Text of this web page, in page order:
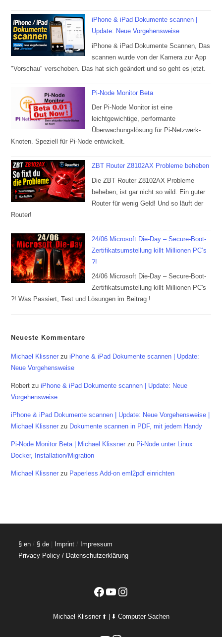
iPhone & iPad Dokumente scannen |
Update: Neue Vorgehensweise
iPhone & iPad Dokumente Scannen, Das
scannen wurde von der Kamera zur App
"Vorschau" verschoben. Das hat sich geändert und so geht es jetzt.
Pi-Node Monitor Beta
Der Pi-Node Monitor ist eine
leichtgewichtige, performante
Überwachungslösung für Pi-Netzwerk-
Knoten. Speziell für Pi-Node entwickelt.
ZBT Router Z8102AX Probleme beheben
Die ZBT Router Z8102AX Probleme
beheben, ist gar nicht so wild. Ein guter
Router für wenig Geld! Und so läuft der
Router!
24/06 Microsoft Die-Day – Secure-Boot-
Zertifikatsumstellung killt Millionen PC’s
?!
24/06 Microsoft Die-Day – Secure-Boot-
Zertifikatsumstellung killt Millionen PC's
?! Was Passiert, Test und Lösungen im Beitrag !
Neueste Kommentare
Michael Klissner zuiPhone & iPad Dokumente scannen | Update:
Neue Vorgehensweise
Robert zuiPhone & iPad Dokumente scannen | Update: Neue
Vorgehensweise
iPhone & iPad Dokumente scannen | Update: Neue Vorgehensweise |
Michael Klissner zu Dokumente scannen in PDF, mit jedem Handy
Pi-Node Monitor Beta | Michael Klissner zu Pi-Node unter Linux
Docker, Installation/Migration
Michael Klissner zu Paperless Add-on eml2pdf einrichten
§ en / § de Imprint / Impressum
Privacy Policy / Datenschutzerklärung
Facebook
YouTubeInstagram
Michael Klissner ⬆️ | ⬇️ Computer Sachen